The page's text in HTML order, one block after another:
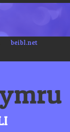
beibl.net